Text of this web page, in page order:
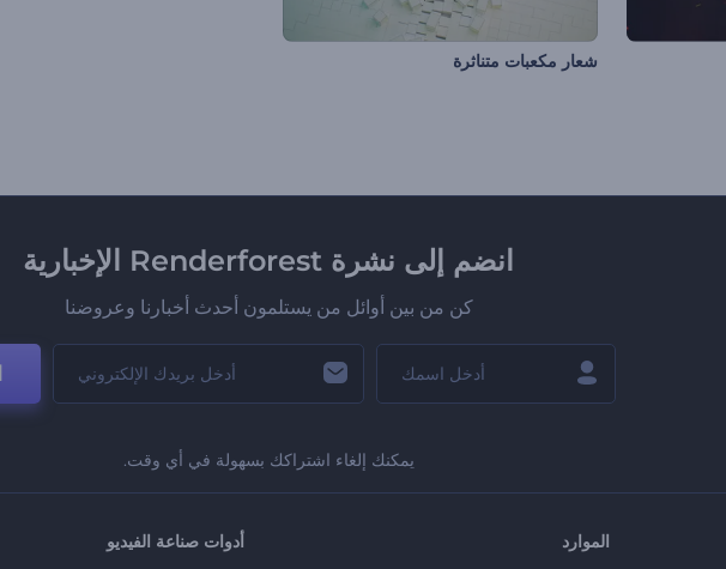
شعار مكعبات متناثرة
انضم إلى نشرة Renderforest الإخبارية
كن من بين أوائل من يستلمون أحدث أخبارنا وعروضنا
يمكنك إلغاء اشتراكك بسهولة في أي وقت.
الموارد أدوات صناعة الفيديو